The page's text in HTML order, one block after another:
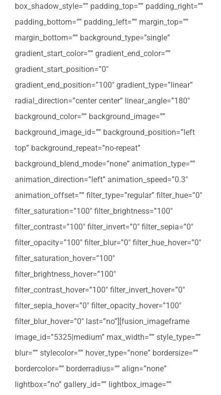
box_shadow_style=”” padding_top=”” padding_right=””
padding_bottom=”” padding_left=”” margin_top=””
margin_bottom=”” background_type=”single”
gradient_start_color=”” gradient_end_color=””
gradient_start_position=”0″
gradient_end_position=”100″ gradient_type=”linear”
radial_direction=”center center” linear_angle=”180″
background_color=”” background_image=””
background_image_id=”” background_position=”left
top” background_repeat=”no-repeat”
background_blend_mode=”none” animation_type=””
animation_direction=”left” animation_speed=”0.3″
animation_offset=”” filter_type=”regular” filter_hue=”0″
filter_saturation=”100″ filter_brightness=”100″
filter_contrast=”100″ filter_invert=”0″ filter_sepia=”0″
filter_opacity=”100″ filter_blur=”0″ filter_hue_hover=”0″
filter_saturation_hover=”100″
filter_brightness_hover=”100″
filter_contrast_hover=”100″ filter_invert_hover=”0″
filter_sepia_hover=”0″ filter_opacity_hover=”100″
filter_blur_hover=”0″ last=”no”][fusion_imageframe
image_id=”5325|medium” max_width=”” style_type=””
blur=”” stylecolor=”” hover_type=”none” bordersize=””
bordercolor=”” borderradius=”” align=”none”
lightbox=”no” gallery_id=”” lightbox_image=””